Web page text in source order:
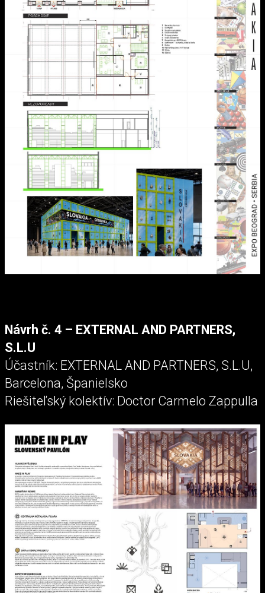
Návrh č. 4 – EXTERNAL AND PARTNERS,
S.L.U
Účastník: EXTERNAL AND PARTNERS, S.L.U,
Barcelona, Španielsko
Riešiteľský kolektív: Doctor Carmelo Zappulla